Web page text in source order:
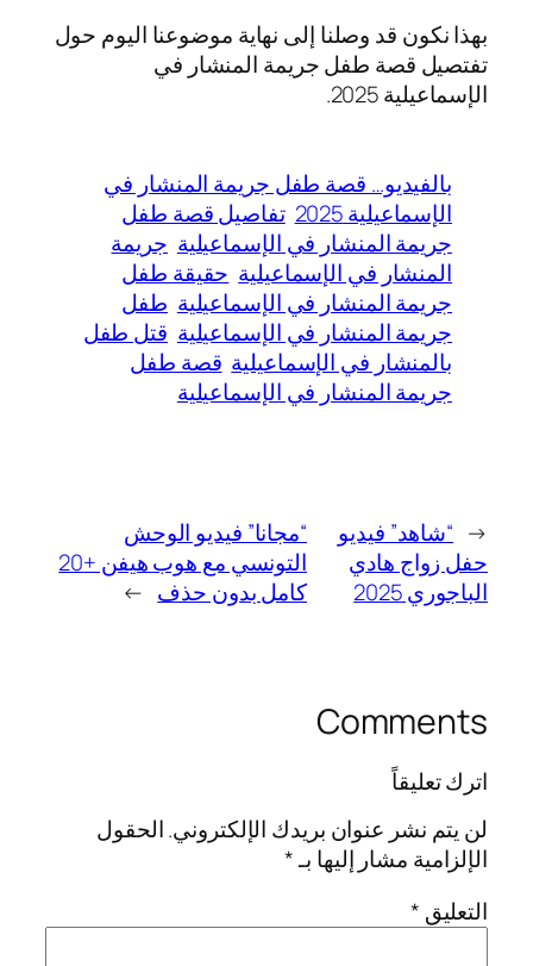
بهذا نكون قد وصلنا إلى نهاية موضوعنا اليوم حول
تفتصيل قصة طفل جريمة المنشار في
الإسماعيلية 2025.
بالفيديو… قصة طفل جريمة المنشار في
الإسماعيلية 2025
تفاصيل قصة طفل
جريمة المنشار في الإسماعيلية جريمة
المنشار في الإسماعيلية حقيقة طفل
جريمة المنشار في الإسماعيلية طفل
جريمة المنشار في الإسماعيلية قتل طفل
بالمنشار في الإسماعيلية قصة طفل
جريمة المنشار في الإسماعيلية
← “شاهد” فيديو
حفل زواج هادي
الباجوري 2025
“مجانا” فيديو الوحش
التونسي مع هوب هيفن +20
كامل بدون حذف →
Comments
اترك تعليقاً
لن يتم نشر عنوان بريدك الإلكتروني.الحقول
الإلزامية مشار إليها بـ*
التعليق *